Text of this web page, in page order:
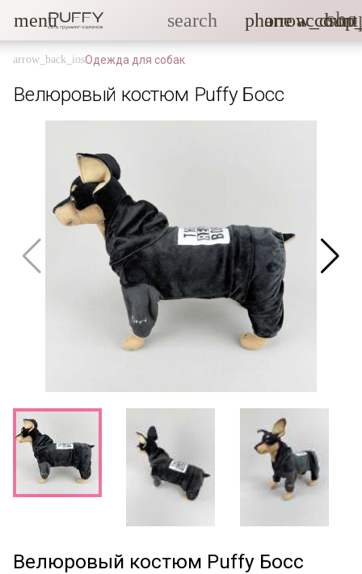
menu search phone
Одежда для собак
Велюровый костюм Puffy Босс
Велюровый костюм Puffy Босс